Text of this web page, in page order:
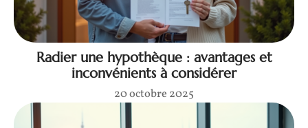
Radier une hypothèque : avantages et
inconvénients à considérer
20 octobre 2025